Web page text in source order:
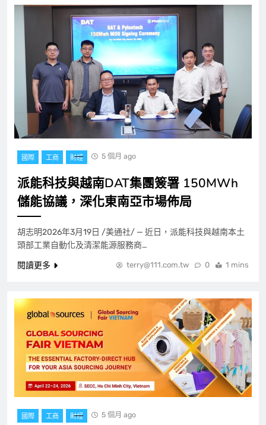
國際 工商 財經 5 個月 ago
派能科技與越南DAT集團簽署 150MWh
儲能協議，深化東南亞市場佈局
胡志明2026年3月19日 /美通社/ — 近日，派能科技與越南本土
頭部工業自動化及清潔能源服務商…
閱讀更多
terry@111.com.tw 0 1 mins
國際 工商 財經 5 個月 ago